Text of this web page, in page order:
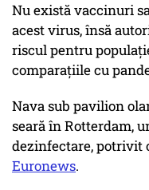
Nu există vaccinuri
acest virus, însă
riscul pentru
comparațiile cu
Nava sub pavilion
seară în Rotterdam,
dezinfectare, potrivit
Euronews.